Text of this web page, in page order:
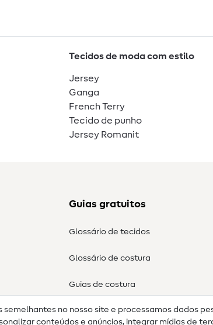
Tecidos de moda com estilo
Jersey
Ganga
French Terry
Tecido de punho
Jersey Romanit
Guias gratuitos
Glossário de tecidos
Glossário de costura
Guias de costura
no nosso site e processamos dados
conteúdos e anúncios, integrar mídias de